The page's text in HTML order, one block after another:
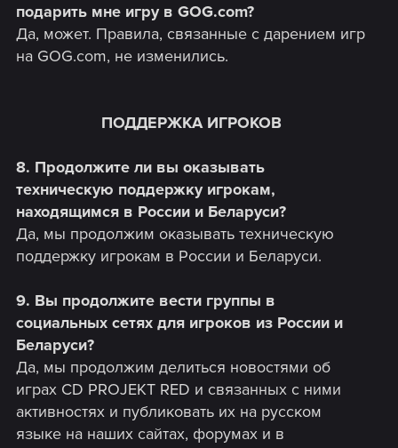
подарить мне игру в GOG.com?
Да, может. Правила, связанные с дарением игр
на GOG.com, не изменились.
ПОДДЕРЖКА ИГРОКОВ
8. Продолжите ли вы оказывать
техническую поддержку игрокам,
находящимся в России и Беларуси?
Да, мы продолжим оказывать техническую
поддержку игрокам в России и Беларуси.
9. Вы продолжите вести группы в
социальных сетях для игроков из России и
Беларуси?
Да, мы продолжим делиться новостями об
играх CD PROJEKT RED и связанных с ними
активностях и публиковать их на русском
языке на наших сайтах, форумах и в